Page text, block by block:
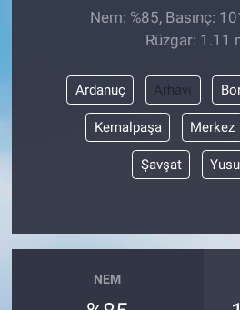
Nem: %85, Basınç:
Rüzgar: 1.11
Ardanuç Arhavi
Kemalpaşa Merkez
Şavşat
NEM